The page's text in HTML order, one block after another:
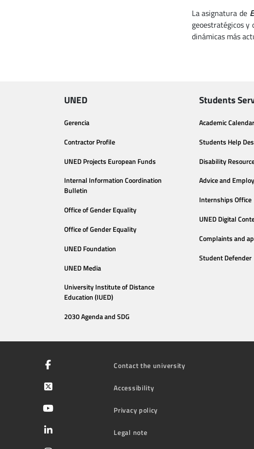
La asignatura de
geoestratégicos
dinámicas más
UNED
Gerencia
Contractor Profile
UNED Projects European Funds
Internal Information Coordination
Bulletin
Office of Gender Equality
Office of Gender Equality
UNED Foundation
UNED Media
University Institute of Distance
Education (IUED)
2030 Agenda and SDG
Students
Academic Calendar
Students Help
Disability
Advice and
Internships Office
UNED Digital
Complaints and
Student Defender
Contact the university
Accessibility
Privacy policy
Legal note